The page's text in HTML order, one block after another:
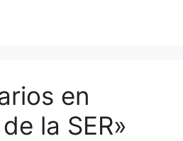
en
la SER»